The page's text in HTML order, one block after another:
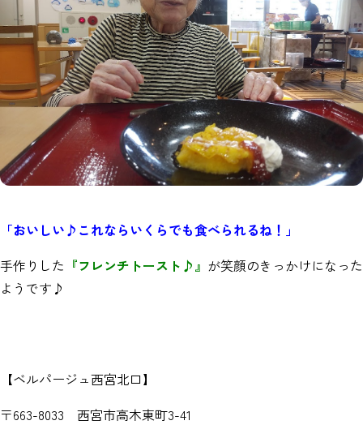
「おいしい♪これならいくらでも食べられるね！」
手作りした 『フレンチトースト♪』 が笑顔のきっかけになった
ようです♪
【ベルパージュ西宮北口】
〒663-8033 西宮市高木東町3-41